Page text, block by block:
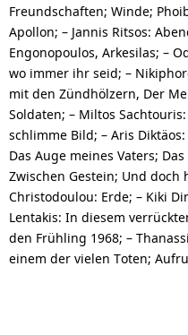
Freundschaften; Winde;
Apollon; – Jannis Ritsos:
Engonopoulos, Arkesilas; –
wo immer ihr seid; –
mit den Zündhölzern, Der
Soldaten; – Miltos
schlimme Bild; – Aris Diktäos:
Das Auge meines Vaters;
Zwischen Gestein; Und
Christodoulou: Erde; – Kiki
Lentakis: In diesem
den Frühling 1968; –
einem der vielen Toten;